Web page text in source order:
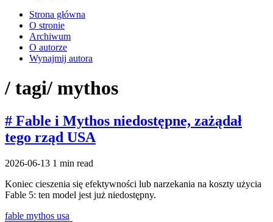
Strona główna
O stronie
Archiwum
O autorze
Wynajmij autora
/ tagi/ mythos
# Fable i Mythos niedostępne, zażądał
tego rząd USA
2026-06-13 1 min read
Koniec cieszenia się efektywności lub narzekania na koszty użycia
Fable 5: ten model jest już niedostępny.
fable mythos usa